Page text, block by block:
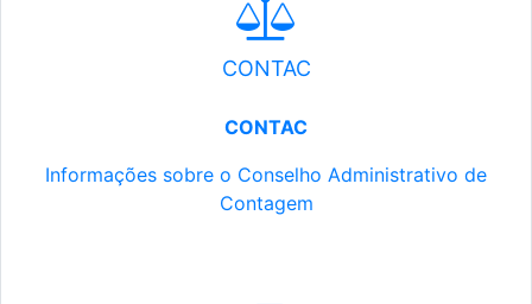
CONTAC
CONTAC
Informações sobre o Conselho Administrativo de
Contagem